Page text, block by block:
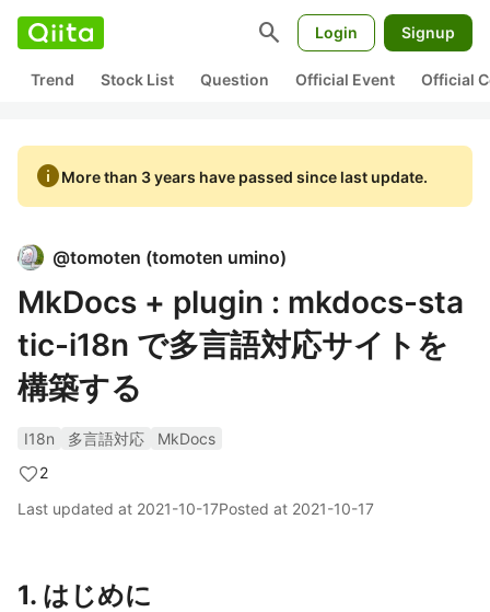
search Login Signup
Trend Stock List Question Official Event Official
infoMore than 3 years have passed since last update.
@tomoten (tomoten umino)
MkDocs + plugin : mkdocs-sta
tic-i18n で多言語対応サイトを
構築する
I18n 多言語対応
MkDocs
2
Last updated at 2021-10-17Posted at 2021-10-17
1. はじめに